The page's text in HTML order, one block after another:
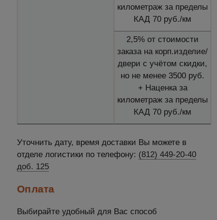
километраж за пределы
КАД 70 руб./км
2,5% от стоимости
заказа на корп.изделие/
двери с учётом скидки,
но не менее 3500 руб.
+ Наценка за
километраж за пределы
КАД 70 руб./км
Уточнить дату, время доставки Вы можете в
отделе логистики по телефону: (812) 449-20-40
доб. 125
Оплата
Выбирайте удобный для Вас способ